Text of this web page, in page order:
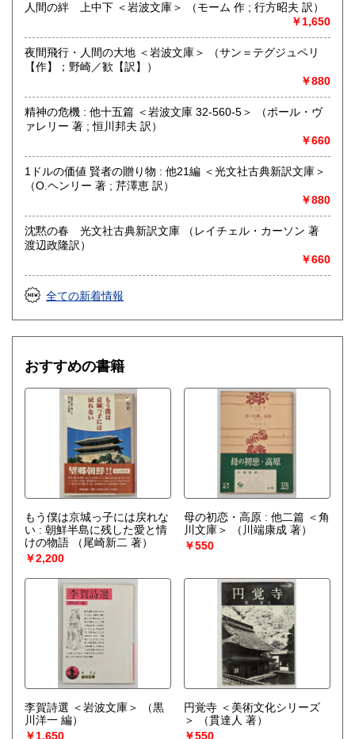
取り扱い分野
哲学宗教、歴史、社会科学、自然科学、美術工芸、国語国
文、外国文学、古典籍、近代文献、趣味、古書一般（その
他）
人間の絆 上中下 ＜岩波文庫＞ （モーム 作 ; 行方昭夫 訳）
￥1,650
夜間飛行・人間の大地 ＜岩波文庫＞ （サン＝テグジュペリ
【作】；野崎／歓【訳】）
￥880
精神の危機 : 他十五篇 ＜岩波文庫 32-560-5＞ （ポール・ヴ
ァレリー 著 ; 恒川邦夫 訳）
￥660
1ドルの価値 賢者の贈り物 : 他21編 ＜光文社古典新訳文庫＞
（O.ヘンリー 著 ; 芹澤恵 訳）
￥880
沈黙の春 光文社古典新訳文庫 （レイチェル・カーソン 著
渡辺政隆訳）
￥660
全ての新着情報
おすすめの書籍
もう僕は京城っ子には戻れな
い : 朝鮮半島に残した愛と情
けの物語
（尾崎新二 著）
￥2,200
母の初恋・高原 : 他二篇 ＜角
川文庫＞
（川端康成 著）
￥550
李賀詩選 ＜岩波文庫＞
（黒
川洋一 編）
￥1,650
円覚寺 ＜美術文化シリーズ
＞
（貫達人 著）
￥550